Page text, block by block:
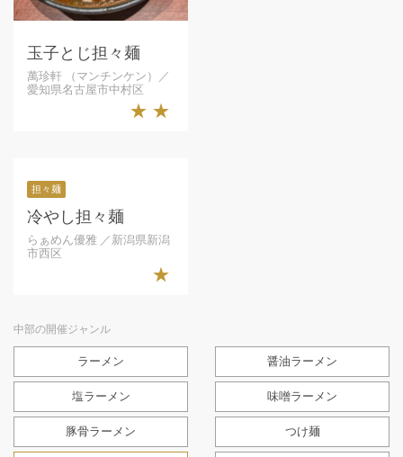
玉子とじ担々麺
萬珍軒 （マンチンケン）／
愛知県名古屋市中村区
★★
担々麺
冷やし担々麺
らぁめん優雅 ／新潟県新潟
市西区
★
中部の開催ジャンル
ラーメン 醤油ラーメン
塩ラーメン 味噌ラーメン
豚骨ラーメン つけ麺